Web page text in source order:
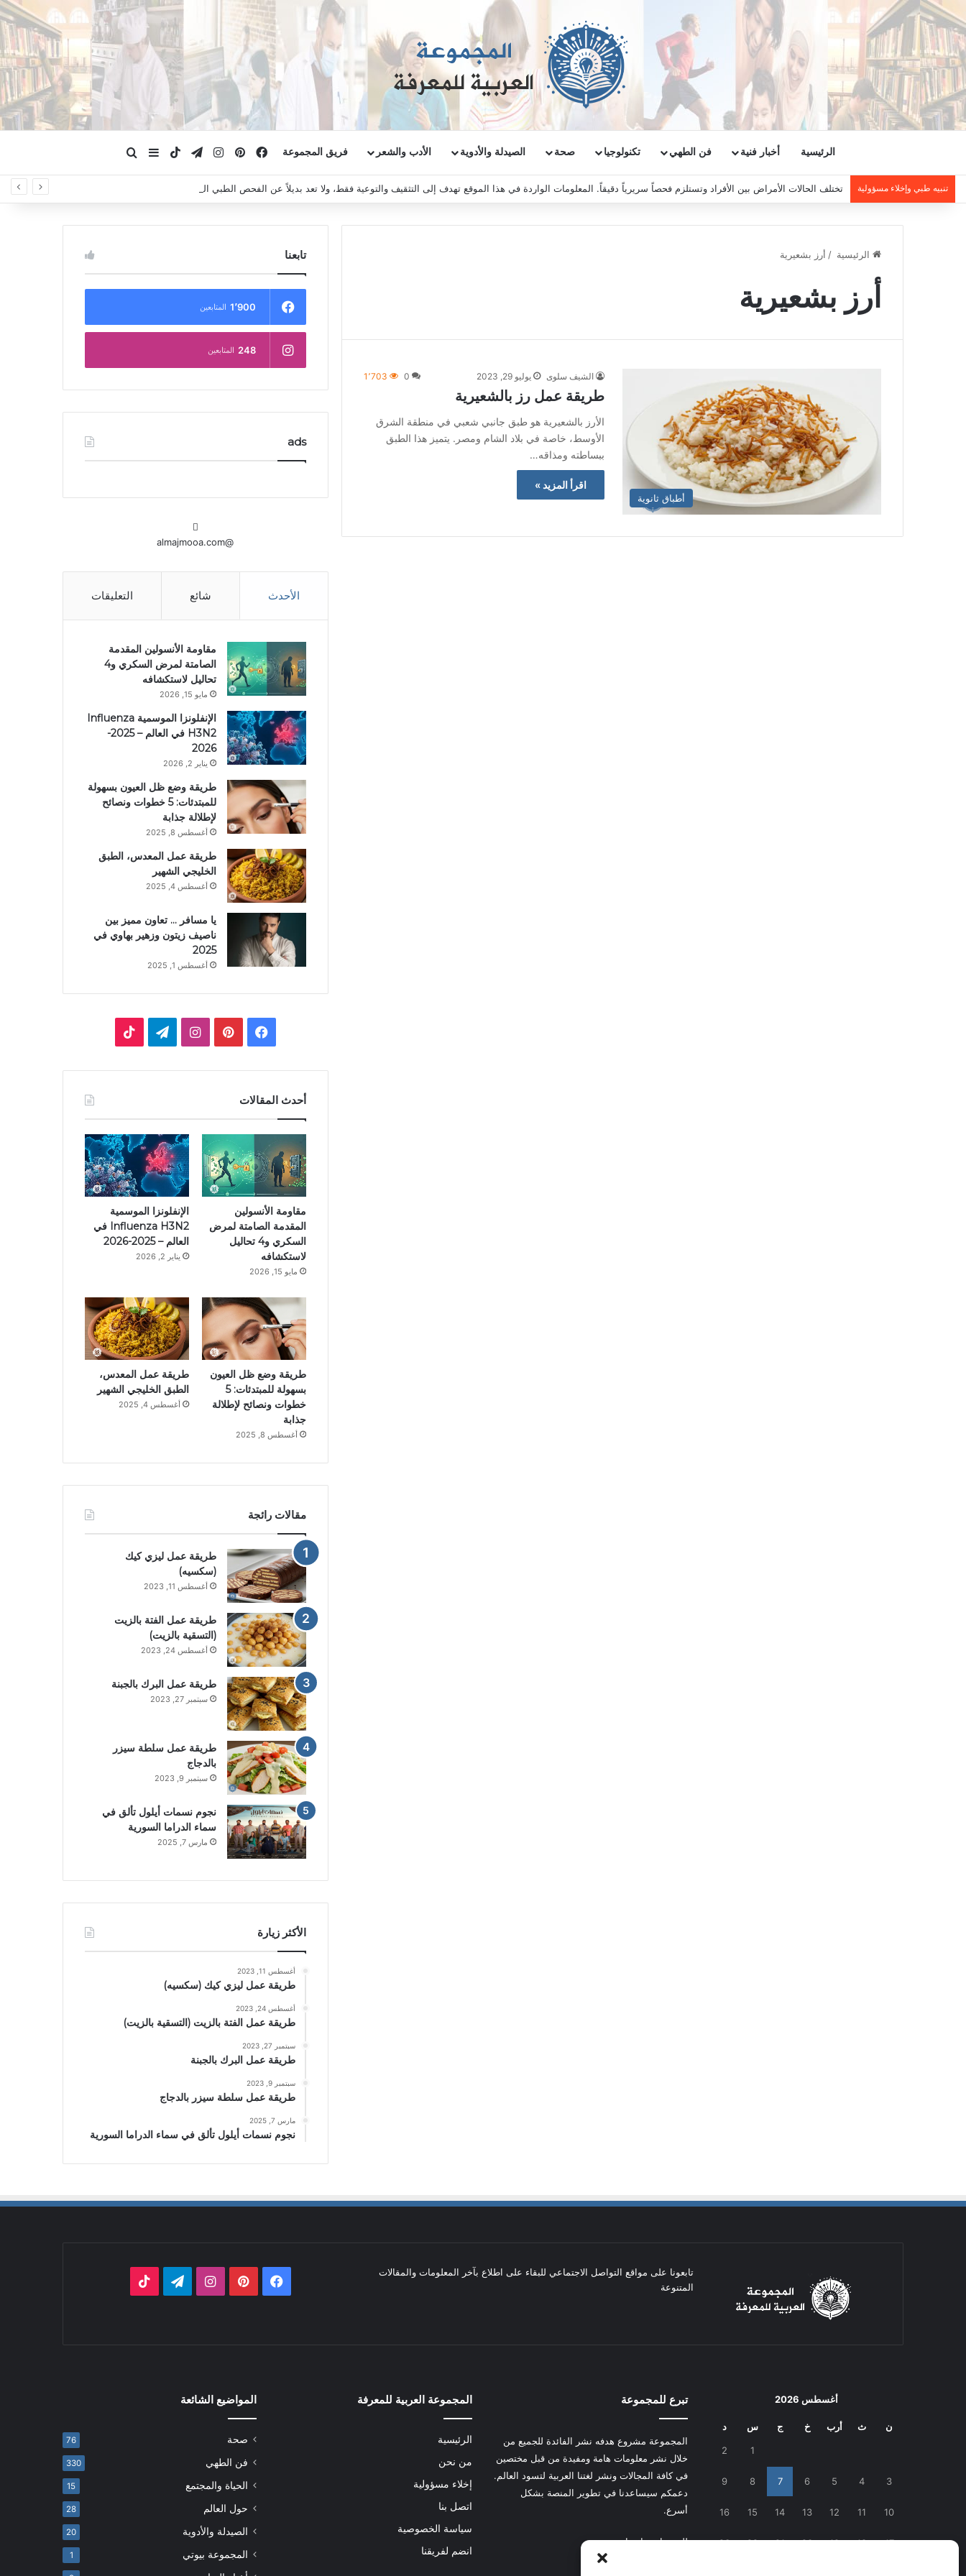
الرئيسية أخبار فنية فن الطهي تكنولوجيا صحة الصيدلة والأدوية الأدب والشعر فريق المجموعة فيسبوكبينتيريستانستقرامتيلقرام‫TikTokإضافة عمود جانبي
تنبيه طبي وإخلاء مسؤولية تختلف الحالات الأمراض بين الأفراد وتستلزم فحصاً سريرياً دقيقاً. المعلومات الواردة في هذا الموقع تهدف إلى التثقيف والتوعية فقط، ولا تعد بديلاً عن الفحص الطبي السريري، دائمًا استشر الطبيب.
الرئيسية / أرز بشعيرية
أرز بشعيرية
أطباق ثانوية
الشيف سلوى يوليو 29, 2023 0 1٬703
طريقة عمل رز بالشعيرية
الأرز بالشعيرية هو طبق جانبي شعبي في منطقة الشرق
الأوسط، خاصة في بلاد الشام ومصر. يتميز هذا الطبق
ببساطته ومذاقه…
اقرأ المزيد »
تابعنا
1٬900 المتابعين
248 المتابعين
ads
@almajmooa.com
الأحدث شائع التعليقات
مقاومة الأنسولين المقدمة
الصامتة لمرض السكري و4
تحاليل لاستكشافه
مايو 15, 2026
الإنفلونزا الموسمية Influenza
H3N2 في العالم – 2025-
2026
يناير 2, 2026
طريقة وضع ظل العيون بسهولة
للمبتدئات: 5 خطوات ونصائح
لإطلالة جذابة
أغسطس 8, 2025
طريقة عمل المعدس، الطبق
الخليجي الشهير
أغسطس 4, 2025
يا مسافر … تعاون مميز بين
ناصيف زيتون وزهير بهاوي في
2025
أغسطس 1, 2025
ب
ك
ب
ت
ي
ر
س
ا
ت
ق
ر
ا
م
ق
ر
ا
م
k
T
o
أحدث المقالات
مقاومة الأنسولين
المقدمة الصامتة لمرض
السكري و4 تحاليل
لاستكشافه
مايو 15, 2026
الإنفلونزا الموسمية
Influenza H3N2 في
العالم – 2025-2026
يناير 2, 2026
طريقة وضع ظل العيون
بسهولة للمبتدئات: 5
خطوات ونصائح لإطلالة
جذابة
أغسطس 8, 2025
طريقة عمل المعدس،
الطبق الخليجي الشهير
أغسطس 4, 2025
مقالات رائجة
طريقة عمل ليزي كيك
(سكسيه)
أغسطس 11, 2023
طريقة عمل الفتة بالزيت
(التسقية بالزيت)
أغسطس 24, 2023
طريقة عمل البرك بالجبنة
سبتمبر 27, 2023
طريقة عمل سلطة سيزر
بالدجاج
سبتمبر 9, 2023
نجوم نسمات أيلول تألق في
سماء الدراما السورية
مارس 7, 2025
الأكثر زيارة
أغسطس 11, 2023
طريقة عمل ليزي كيك (سكسيه)
أغسطس 24, 2023
طريقة عمل الفتة بالزيت (التسقية بالزيت)
سبتمبر 27, 2023
طريقة عمل البرك بالجبنة
سبتمبر 9, 2023
طريقة عمل سلطة سيزر بالدجاج
مارس 7, 2025
نجوم نسمات أيلول تألق في سماء الدراما السورية
تابعونا على مواقع التواصل الاجتماعي للبقاء على اطلاع بآخر المعلومات والمقالات
المتنوعة
فيسبوكبينتيريستانستقرامتيلقرام
أغسطس 2026
ن ث أرب خ ج س د
1
2
3
4
5
6
7
8
9
10
11
12
13
14
15
16
17
18
19
20
21
22
23
تبرع للمجموعة
المجموعة مشروع هدفه نشر الفائدة للجميع من
خلال نشر معلومات هامة ومفيدة من قبل مختصين
في كافة المجالات ونشر لغتنا العربية لتسود العالم.
دعمكم سيساعدنا في تطوير المنصة بشكل
أسرع.
للتبرعاضغط هنا
المجموعة العربية للمعرفة
الرئيسية
من نحن
إخلاء مسؤولية
اتصل بنا
سياسة الخصوصية
انضم لفريقنا
المواضيع الشائعة
صحة 76
فن الطهي 330
الحياة والمجتمع 15
حول العالم 28
الصيدلة والأدوية 20
المجموعة بيوتي 1